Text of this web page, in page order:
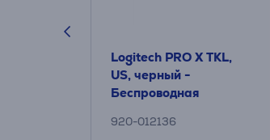
Logitech PRO X TKL,
US, черный -
Беспроводная
920-012136